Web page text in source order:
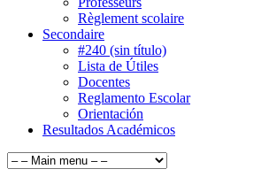
Règlement scolaire
Secondaire
#240 (sin título)
Lista de Útiles
Docentes
Reglamento Escolar
Orientación
Resultados Académicos